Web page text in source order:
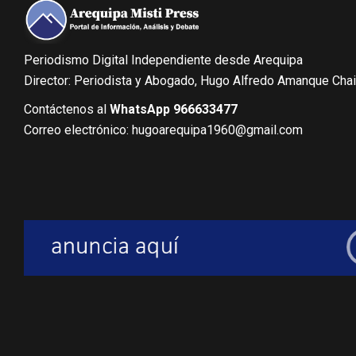
Periodismo Digital Independiente desde Arequipa
Director: Periodista y Abogado, Hugo Alfredo Amanque
Contáctenos al WhatsApp 966633477
Correo electrónico: hugoarequipa1960@gmail.com